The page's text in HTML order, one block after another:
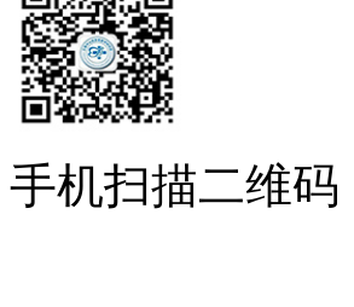
手机扫描二维